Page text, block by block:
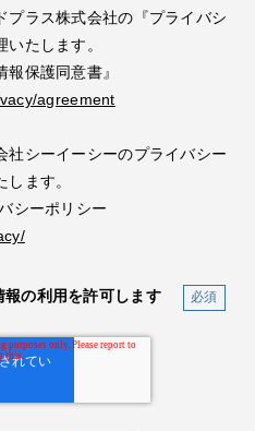
プラス株式会社の『プライバシ
たします。
保護同意書』
agreement
社シーイーシーのプライバシー
ます。
シーポリシー
の利用を許可します